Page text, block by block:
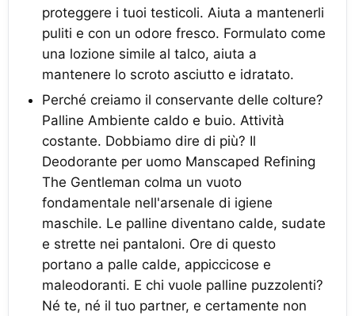
proteggere i tuoi testicoli. Aiuta a mantenerli
puliti e con un odore fresco. Formulato come
una lozione simile al talco, aiuta a
mantenere lo scroto asciutto e idratato.
Perché creiamo il conservante delle colture?
Palline Ambiente caldo e buio. Attività
costante. Dobbiamo dire di più? Il
Deodorante per uomo Manscaped Refining
The Gentleman colma un vuoto
fondamentale nell'arsenale di igiene
maschile. Le palline diventano calde, sudate
e strette nei pantaloni. Ore di questo
portano a palle calde, appiccicose e
maleodoranti. E chi vuole palline puzzolenti?
Né te, né il tuo partner, e certamente non